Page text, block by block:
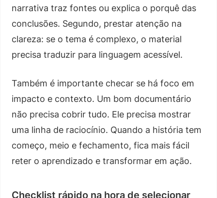
narrativa traz fontes ou explica o porquê das
conclusões. Segundo, prestar atenção na
clareza: se o tema é complexo, o material
precisa traduzir para linguagem acessível.
Também é importante checar se há foco em
impacto e contexto. Um bom documentário
não precisa cobrir tudo. Ele precisa mostrar
uma linha de raciocínio. Quando a história tem
começo, meio e fechamento, fica mais fácil
reter o aprendizado e transformar em ação.
Checklist rápido na hora de selecionar